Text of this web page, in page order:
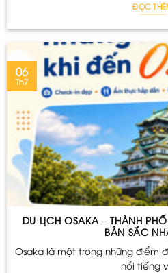
ĐỌC
DU LỊCH OSAKA – THÀNH
BẢN SẮC
Osaka là một trong những điểm
nổi tiếng
06
Th7